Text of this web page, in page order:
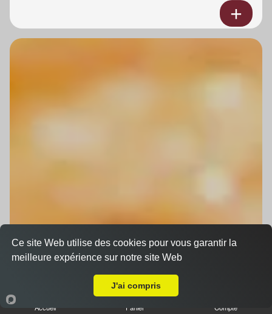
Accueil Panier Compte
Ce site Web utilise des cookies pour vous garantir la
meilleure expérience sur notre site Web
J'ai compris